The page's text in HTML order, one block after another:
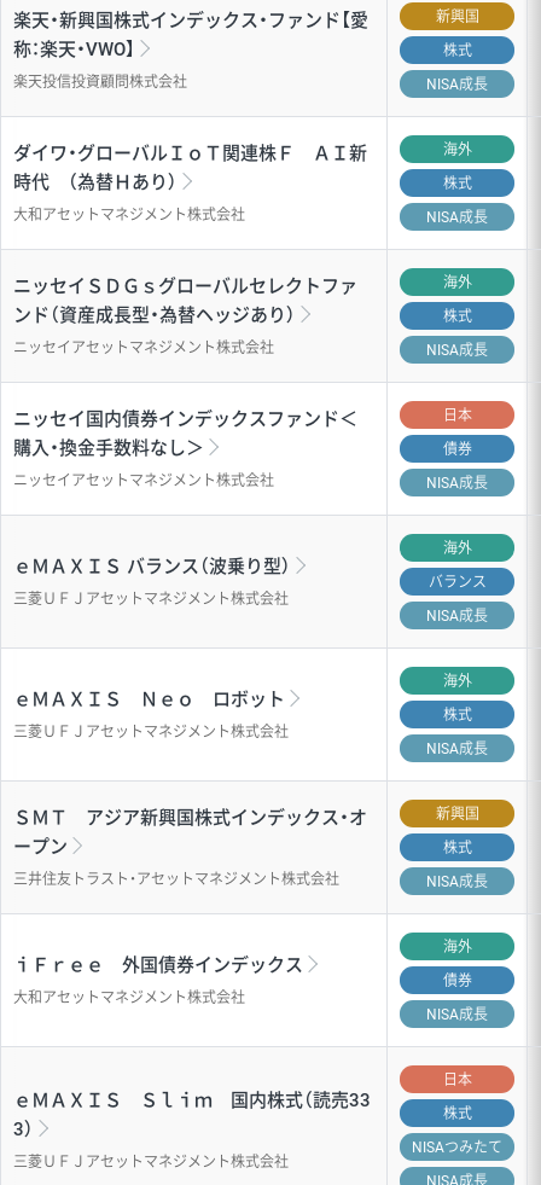
楽天・新興国株式インデックス・ファンド【愛
称：楽天・VWO】
楽天投信投資顧問株式会社
新興国
株式
NISA成長
ダイワ・グローバルＩｏＴ関連株Ｆ ＡＩ新
時代 （為替Ｈあり）
大和アセットマネジメント株式会社
海外
株式
NISA成長
ニッセイＳＤＧｓグローバルセレクトファ
ンド（資産成長型・為替ヘッジあり）
ニッセイアセットマネジメント株式会社
海外
株式
NISA成長
ニッセイ国内債券インデックスファンド＜
購入・換金手数料なし＞
ニッセイアセットマネジメント株式会社
日本
債券
NISA成長
ｅＭＡＸＩＳ バランス（波乗り型）
三菱ＵＦＪアセットマネジメント株式会社
海外
バランス
NISA成長
ｅＭＡＸＩＳ Ｎｅｏ ロボット
三菱ＵＦＪアセットマネジメント株式会社
海外
株式
NISA成長
ＳＭＴ アジア新興国株式インデックス・オ
ープン
三井住友トラスト・アセットマネジメント株式会社
新興国
株式
NISA成長
ｉＦｒｅｅ 外国債券インデックス
大和アセットマネジメント株式会社
海外
債券
NISA成長
ｅＭＡＸＩＳ Ｓｌｉｍ 国内株式（読売33
3）
三菱ＵＦＪアセットマネジメント株式会社
日本
株式
NISAつみたて
NISA成長